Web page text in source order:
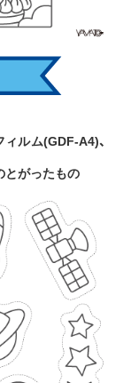
ルム(GDF-A4)、
とがったもの